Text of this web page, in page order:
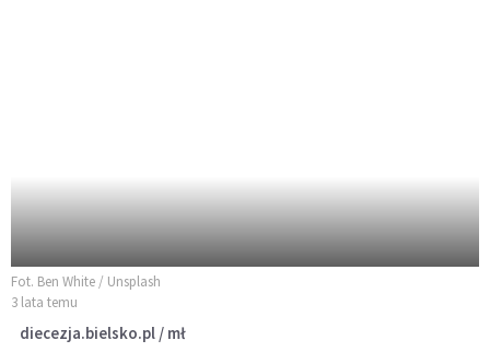
Fot. Ben White / Unsplash
3 lata temu
diecezja.bielsko.pl / mł